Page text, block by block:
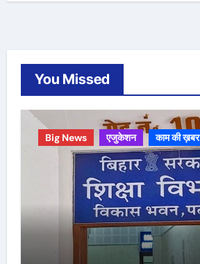
You Missed
Big News एजुकेशन काम की ख़बर